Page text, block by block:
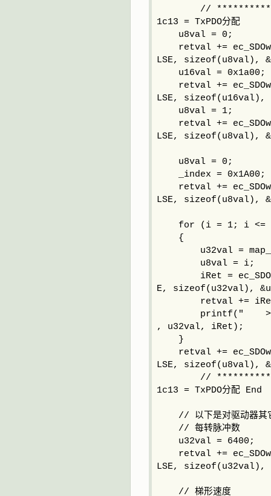
//
1c13 = TxPDO分配
u8val = 0;
retval +=
LSE, sizeof(u8val),
u16val = 0x1a00;
retval +=
LSE, sizeof(u16val),
u8val = 1;
retval +=
LSE, sizeof(u8val),
u8val = 0;
_index = 0x1A00;
retval +=
LSE, sizeof(u8val),
for (i = 1; i <=
{
u32val =
u8val = i;
iRet =
E, sizeof(u32val),
retval +=
printf("
, u32val, iRet);
}
retval +=
LSE, sizeof(u8val),
//
1c13 = TxPDO分配 End
// 以下是对驱动器其它
// 每转脉冲数
u32val = 6400;
retval +=
LSE, sizeof(u32val),
// 梯形速度